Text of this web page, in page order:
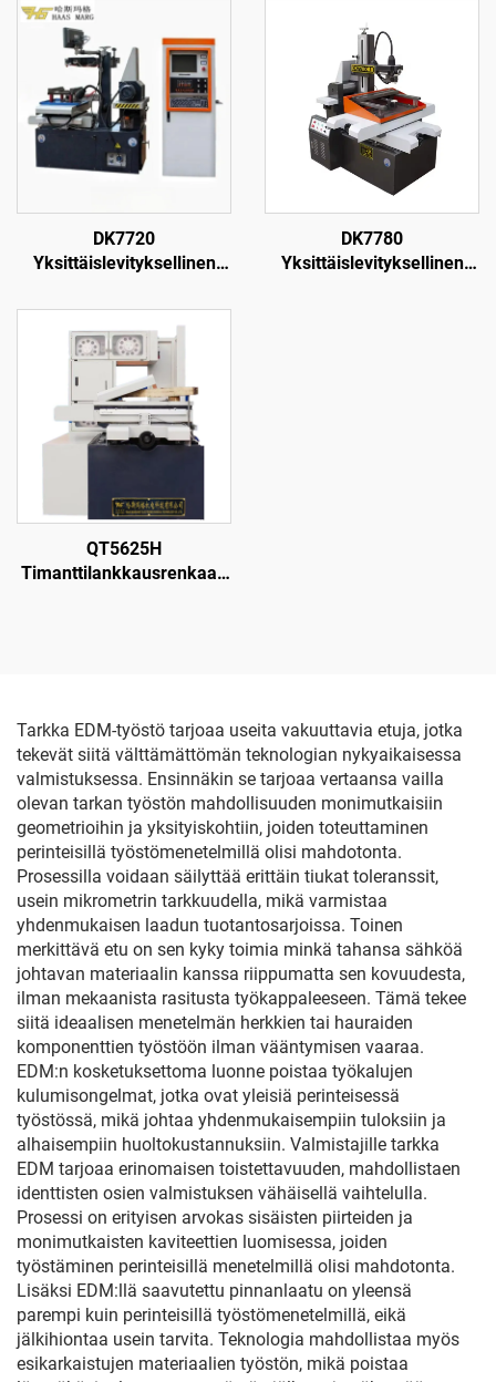
DK7720
Yksittäislevityksellinen
DK7780
Yksittäislevityksellinen
QT5625H
Timanttilankkausrenkaan
Tarkka EDM-työstö tarjoaa useita vakuuttavia etuja, jotka
tekevät siitä välttämättömän teknologian nykyaikaisessa
valmistuksessa. Ensinnäkin se tarjoaa vertaansa vailla
olevan tarkan työstön mahdollisuuden monimutkaisiin
geometrioihin ja yksityiskohtiin, joiden toteuttaminen
perinteisillä työstömenetelmillä olisi mahdotonta.
Prosessilla voidaan säilyttää erittäin tiukat toleranssit,
usein mikrometrin tarkkuudella, mikä varmistaa
yhdenmukaisen laadun tuotantosarjoissa. Toinen
merkittävä etu on sen kyky toimia minkä tahansa sähköä
johtavan materiaalin kanssa riippumatta sen kovuudesta,
ilman mekaanista rasitusta työkappaleeseen. Tämä tekee
siitä ideaalisen menetelmän herkkien tai hauraiden
komponenttien työstöön ilman vääntymisen vaaraa.
EDM:n kosketuksettoma luonne poistaa työkalujen
kulumisongelmat, jotka ovat yleisiä perinteisessä
työstössä, mikä johtaa yhdenmukaisempiin tuloksiin ja
alhaisempiin huoltokustannuksiin. Valmistajille tarkka
EDM tarjoaa erinomaisen toistettavuuden, mahdollistaen
identtisten osien valmistuksen vähäisellä vaihtelulla.
Prosessi on erityisen arvokas sisäisten piirteiden ja
monimutkaisten kaviteettien luomisessa, joiden
työstäminen perinteisillä menetelmillä olisi mahdotonta.
Lisäksi EDM:llä saavutettu pinnanlaatu on yleensä
parempi kuin perinteisillä työstömenetelmillä, eikä
jälkihiontaa usein tarvita. Teknologia mahdollistaa myös
esikarkaistujen materiaalien työstön, mikä poistaa